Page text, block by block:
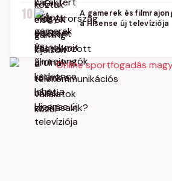
10
A gamerek és
a Hisense új televíziója